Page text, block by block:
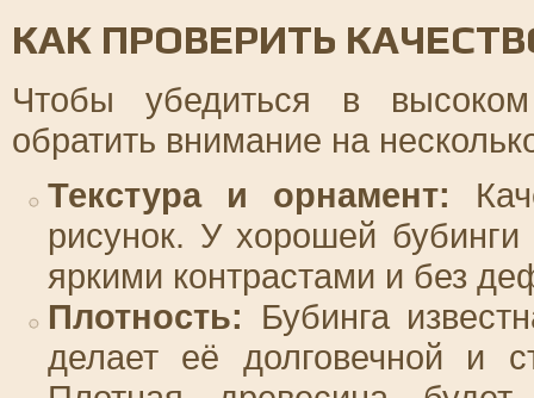
КАК ПРОВЕРИТЬ
Чтобы убедиться в
обратить внимание на
Текстура и орнамент:
рисунок. У хорошей
яркими контрастами и без
Плотность: Бубинга
делает её долговечной и